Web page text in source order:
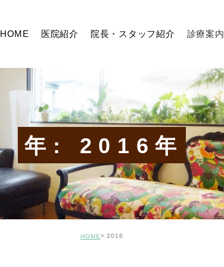
HOME 医院紹介 院長・スタッフ紹介 診療案内
歯がボロボロの治療
セカンドオピニオン
小児歯科
根管治療
歯周病治療
年: 2016年
HOME 2016